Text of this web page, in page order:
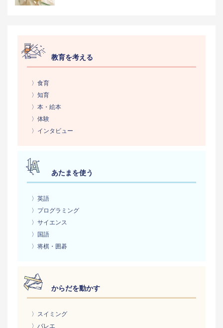
教育を考える
〉食育
〉知育
〉本・絵本
〉体験
〉インタビュー
あたまを使う
〉英語
〉プログラミング
〉サイエンス
〉国語
〉将棋・囲碁
からだを動かす
〉スイミング
〉バレエ